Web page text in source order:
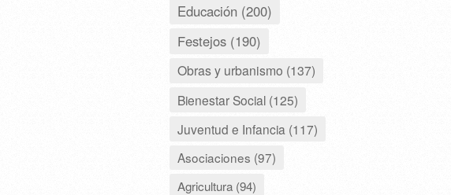
Educación (200)
Festejos (190)
Obras y urbanismo (137)
Bienestar Social (125)
Juventud e Infancia (117)
Asociaciones (97)
Agricultura (94)